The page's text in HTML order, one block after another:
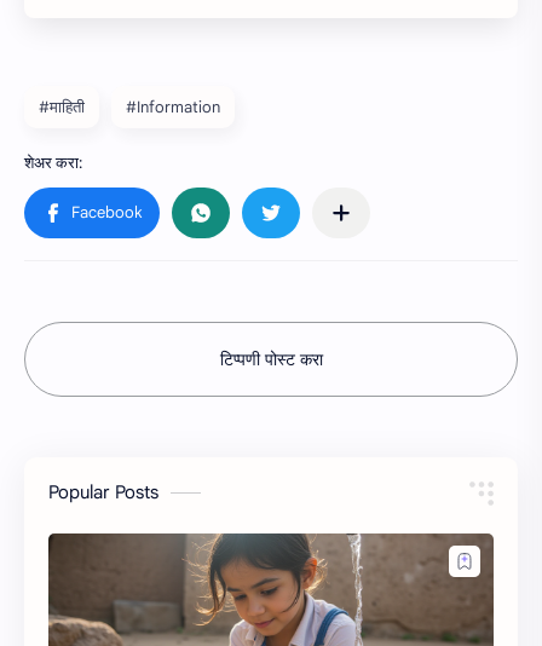
#माहिती #Information
टिप्पणी पोस्ट करा
Popular Posts